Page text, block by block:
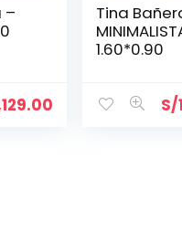
–
Tina
1.60*0.90
S/